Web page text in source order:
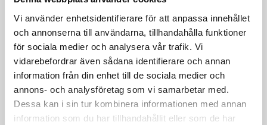
Vi använder enhetsidentifierare för att anpassa innehållet
och annonserna till användarna, tillhandahålla funktioner
för sociala medier och analysera vår trafik. Vi
vidarebefordrar även sådana identifierare och annan
information från din enhet till de sociala medier och
annons- och analysföretag som vi samarbetar med.
Dessa kan i sin tur kombinera informationen med annan
information som du har tillhandahållit eller som de har
Kåren i Ö-vik var på
väg att lägga ner –
nu sjuder den av liv
Reportage